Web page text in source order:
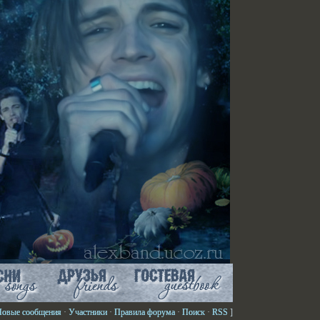
сообщения · Участники · Правила форума · Поиск · RSS ]